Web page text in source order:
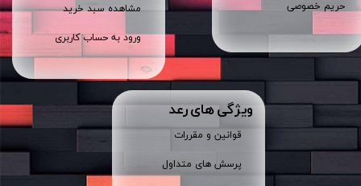
حریم خصوصی مشاهده سبد خرید
ورود به حساب کاربری
ویژگی های رعد
قوانین و مقررات
پرسش های متداول